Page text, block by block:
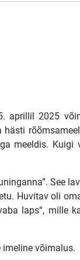
aprillil 2025
meeldis. Kuigi
See
Huvitav oli
laps“, mille
imeline võimalus.